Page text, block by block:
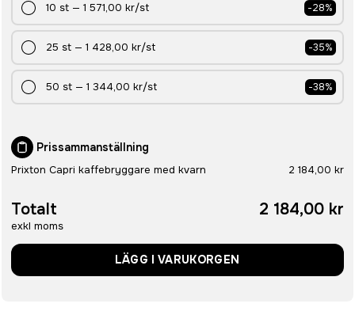
10 st — 1 571,00 kr/st -28%
25 st — 1 428,00 kr/st -35%
50 st — 1 344,00 kr/st -38%
Prissammanställning
Prixton Capri kaffebryggare med kvarn 2 184,00 kr
Totalt
exkl moms
2 184,00 kr
LÄGG I VARUKORGEN